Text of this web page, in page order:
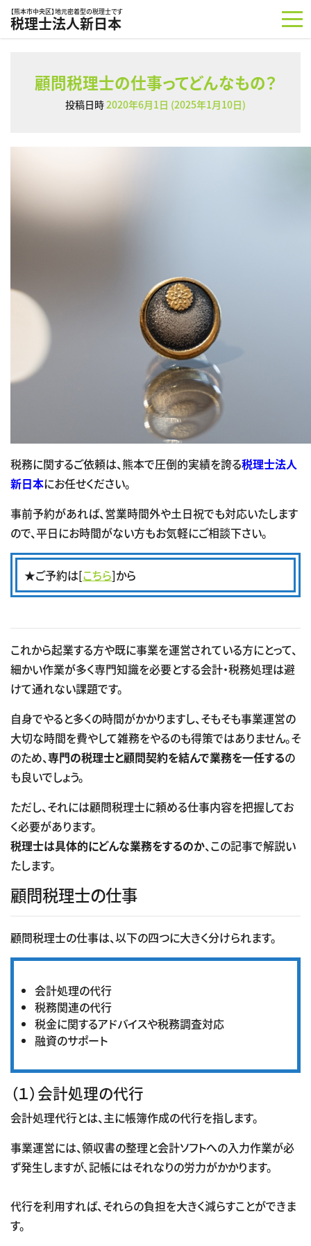
コンテンツへスキップ
【熊本市中央区】地元密着型の税理士です
税理士法人新日本
顧問税理士の仕事ってどんなもの？
投稿日時2020年6月1日 (2025年1月10日)
税務に関するご依頼は、熊本で圧倒的実績を誇る税理士法人
新日本にお任せください。
事前予約があれば、営業時間外や土日祝でも対応いたします
ので、平日にお時間がない方もお気軽にご相談下さい。
★ご予約は[こちら]から
これから起業する方や既に事業を運営されている方にとって、
細かい作業が多く専門知識を必要とする会計・税務処理は避
けて通れない課題です。
自身でやると多くの時間がかかりますし、そもそも事業運営の
大切な時間を費やして雑務をやるのも得策ではありません。そ
のため、専門の税理士と顧問契約を結んで業務を一任するの
も良いでしょう。
ただし、それには顧問税理士に頼める仕事内容を把握してお
く必要があります。
税理士は具体的にどんな業務をするのか、この記事で解説い
たします。
顧問税理士の仕事
顧問税理士の仕事は、以下の四つに大きく分けられます。
会計処理の代行
税務関連の代行
税金に関するアドバイスや税務調査対応
融資のサポート
（１）会計処理の代行
会計処理代行とは、主に帳簿作成の代行を指します。
事業運営には、領収書の整理と会計ソフトへの入力作業が必
ず発生しますが、記帳にはそれなりの労力がかかります。
代行を利用すれば、それらの負担を大きく減らすことができま
す。